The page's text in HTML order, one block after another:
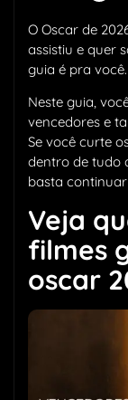
O Oscar de
assistiu e quer
guia é pra você.
Neste guia,
vencedores e
Se você curte
dentro de tudo
basta
Veja
filmes
oscar